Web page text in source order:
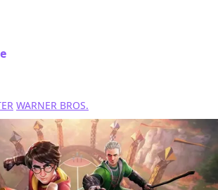
WARNER BROS.